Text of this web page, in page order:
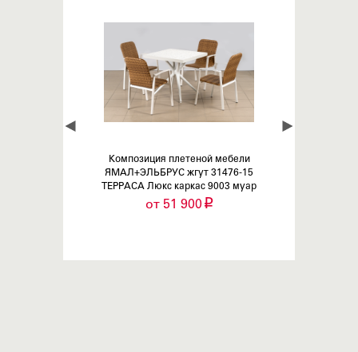
Композиция плетеной мебели
ЯМАЛ+ЭЛЬБРУС жгут 31476-15
ТЕРРАСА Люкс каркас 9003 муар
от 51 900 i